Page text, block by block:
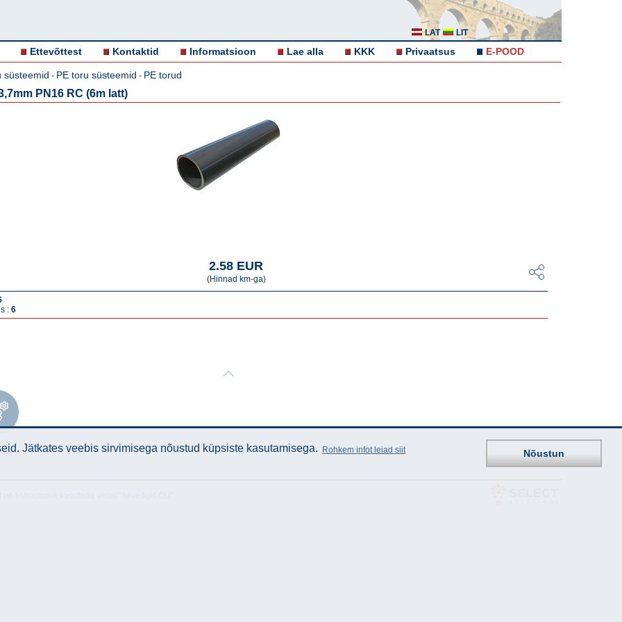
LAT LIT
Ettevõttest Kontaktid Informatsioon Lae alla KKK Privaatsus E-POOD
süsteemid - PE toru süsteemid - PE torud
PN16 RC (6m latt)
2.58 EUR
(Hinnad km-ga)
: 6
Jätkates veebis sirvimisega nõustud küpsiste kasutamisega. Rohkem infot leiad siit Nõustun